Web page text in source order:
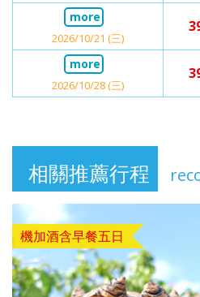
2026/10/21 (三)
2026/10/28 (三)
相關推薦行程
機加酒含早餐五日